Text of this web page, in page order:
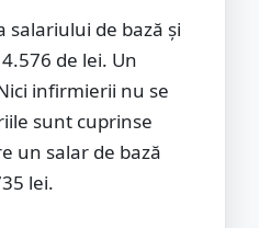
salariului de bază și
de lei. Un
infirmierii nu se
sunt cuprinse
un salar de bază
lei.